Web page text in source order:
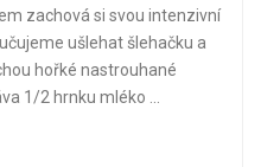
zachová si svou intenzivní
ušlehat šlehačku a
hořké nastrouhané
1/2 hrnku mléko ...